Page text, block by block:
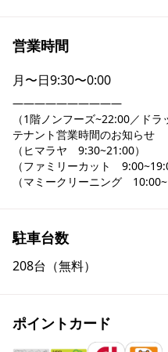
営業時間
月〜日9:30〜0:00
――――――――――
（1階ノンフーズ~22:00／ドラ
テナント営業時間のお知らせ
（ヒマラヤ　9:30~21:00）
（ファミリーカット　
（マミークリーニング　
駐車台数
208台（無料）
ポイントカード